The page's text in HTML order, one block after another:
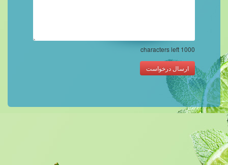
1000
ارسال درخواست